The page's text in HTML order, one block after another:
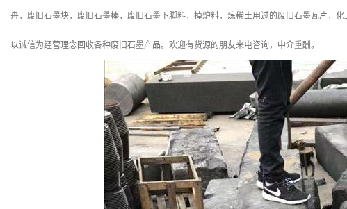
舟，废旧石墨块，废旧石墨棒，废旧石墨下脚料，掉炉料，炼稀土用过的废旧石墨瓦片，
以诚信为经营理念回收各种废旧石墨产品。欢迎有货源的朋友来电咨询，中介重酬。